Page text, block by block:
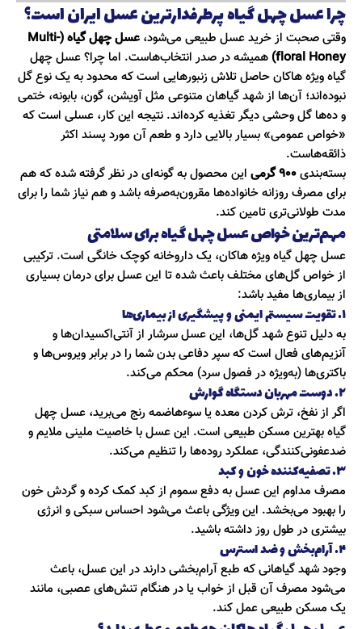
چرا عسل چهل گیاه پرطرفدارترین عسل ایران است؟
وقتی صحبت از خرید عسل طبیعی می‌شود،
عسل چهل گیاه (Multi-
floral Honey) همیشه در صدر انتخاب‌هاست. اما چرا؟ عسل چهل
گیاه ویژه هاکان حاصل تلاش زنبورهایی است که محدود به یک نوع گل
نبوده‌اند؛ آن‌ها از شهد گیاهان متنوعی مثل آویشن، گون، بابونه، ختمی
و ده‌ها گل وحشی دیگر تغذیه کرده‌اند. نتیجه این کار، عسلی است که
«خواص عمومی» بسیار بالایی دارد و طعم آن مورد پسند اکثر
ذائقه‌هاست.
بسته‌بندی۹۰۰ گرمی
این محصول به گونه‌ای در نظر گرفته شده که هم
برای مصرف روزانه خانواده‌ها مقرون‌به‌صرفه باشد و هم نیاز شما را برای
مدت طولانی‌تری تامین کند.
مهم‌ترین خواص عسل چهل گیاه برای سلامتی
عسل چهل گیاه ویژه هاکان، یک داروخانه کوچک خانگی است. ترکیبی
از خواص گل‌های مختلف باعث شده تا این عسل برای درمان بسیاری
از بیماری‌ها مفید باشد:
۱. تقویت سیستم ایمنی و پیشگیری از بیماری‌ها
به دلیل تنوع شهد گل‌ها، این عسل سرشار از آنتی‌اکسیدان‌ها و
آنزیم‌های فعال است که سپر دفاعی بدن شما را در برابر ویروس‌ها و
باکتری‌ها (به‌ویژه در فصول سرد) محکم می‌کند.
۲. دوست مهربان دستگاه گوارش
اگر از نفخ، ترش کردن معده یا سوءهاضمه رنج می‌برید، عسل چهل
گیاه بهترین مسکن طبیعی است. این عسل با خاصیت ملینی ملایم و
ضدعفونی‌کنندگی، عملکرد روده‌ها را تنظیم می‌کند.
۳. تصفیه‌کننده خون و کبد
مصرف مداوم این عسل به دفع سموم از کبد کمک کرده و گردش خون
را بهبود می‌بخشد. این ویژگی باعث می‌شود احساس سبکی و انرژی
بیشتری در طول روز داشته باشید.
۴. آرام‌بخش و ضد استرس
وجود شهد گیاهانی که طبع آرام‌بخشی دارند در این عسل، باعث
می‌شود مصرف آن قبل از خواب یا در هنگام تنش‌های عصبی، مانند
یک مسکن طبیعی عمل کند.